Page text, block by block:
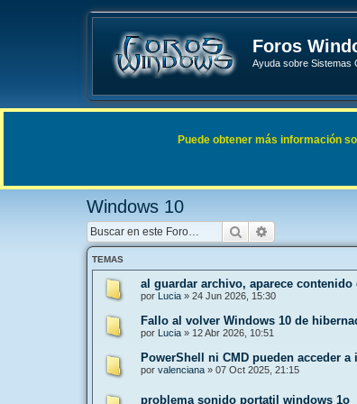
Foros
Ayuda sobre Sistemas
Enlaces rápidos FAQ
Windows 10
Buscar
TEMAS
al guardar archivo, aparece
por Lucia » 24 Jun 2026, 15:30
Fallo al volver Windows 10 de
por Lucia » 12 Abr 2026, 10:51
PowerShell ni CMD pueden acceder a
por valenciana » 07 Oct 2025, 21:15
problema sonido portatil windows 1o
Puede obtener más información